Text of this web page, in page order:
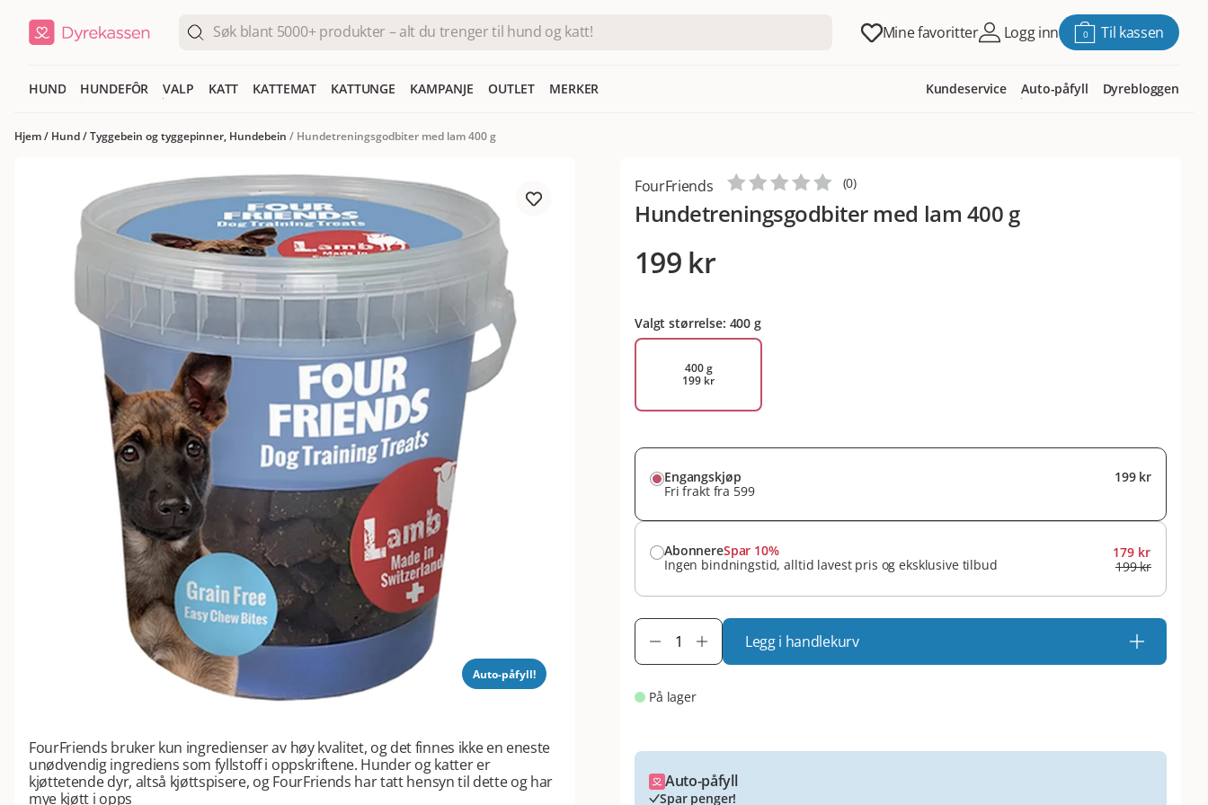
Mine favoritter Logg inn 0 Til kassen
HUND HUNDEFÔR VALP KATT KATTEMAT KATTUNGE KAMPANJE OUTLET MERKER Kundeservice Auto-påfyll Dyrebloggen
Hjem/ Hund/Tyggebein og tyggepinner, Hundebein / Hundetreningsgodbiter med lam 400 g
Auto-påfyll!
FourFriends bruker kun ingredienser av høy kvalitet, og det finnes ikke en eneste
unødvendig ingrediens som fyllstoff i oppskriftene. Hunder og katter er
kjøttetende dyr, altså kjøttspisere, og FourFriends har tatt hensyn til dette og har
mye kjøtt i opps
FourFriends
Hundetreningsgodbiter med lam 400 g
(0)
199 kr
Valgt størrelse: 400 g
400 g
199 kr
Engangskjøp
Fri frakt fra 599
199 kr
AbonnereSpar 10%
Ingen bindningstid, alltid lavest pris og eksklusive tilbud
179 kr
199 kr
Legg i handlekurv
På lager
Auto-påfyll
Spar penger!